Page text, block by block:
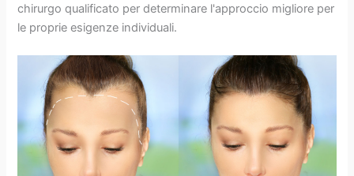
chirurgo qualificato per determinare l'approccio migliore per
le proprie esigenze individuali.